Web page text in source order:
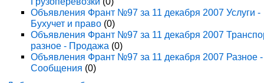
Объявления Франт №97 за 11 декабря 2007 Услуги -
Бухучет и право (0)
Объявления Франт №97 за 11 декабря 2007
разное - Продажа (0)
Объявления Франт №97 за 11 декабря 2007 Разное -
Сообщения (0)